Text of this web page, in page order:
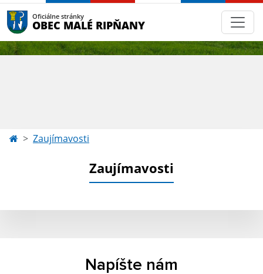
Oficiálne stránky
OBEC MALÉ RIPŇANY
Zaujímavosti
Zaujímavosti
Napíšte nám